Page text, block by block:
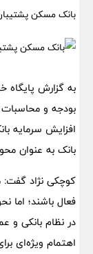
بانک مسکن
به گزارش پایگاه
بودجه و محاسبات
افزایش سرمایه
بانک به عنوان
کوچکی نژاد
فعال باشند؛
در نظام بانکی و
اهتمام ویژه‌ای